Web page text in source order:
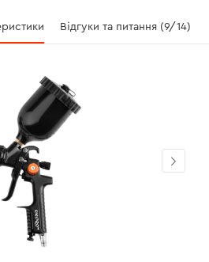
Відгуки та питання (9/14)